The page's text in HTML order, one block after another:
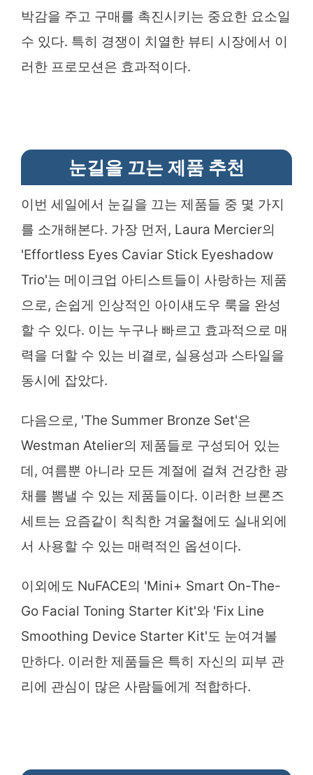
박감을 주고 구매를 촉진시키는 중요한 요소일
수 있다. 특히 경쟁이 치열한 뷰티 시장에서 이
러한 프로모션은 효과적이다.
눈길을 끄는 제품 추천
이번 세일에서 눈길을 끄는 제품들 중 몇 가지
를 소개해본다. 가장 먼저, Laura Mercier의
'Effortless Eyes Caviar Stick Eyeshadow
Trio'는 메이크업 아티스트들이 사랑하는 제품
으로, 손쉽게 인상적인 아이섀도우 룩을 완성
할 수 있다. 이는 누구나 빠르고 효과적으로 매
력을 더할 수 있는 비결로, 실용성과 스타일을
동시에 잡았다.
다음으로, 'The Summer Bronze Set'은
Westman Atelier의 제품들로 구성되어 있는
데, 여름뿐 아니라 모든 계절에 걸쳐 건강한 광
채를 뽐낼 수 있는 제품들이다. 이러한 브론즈
세트는 요즘같이 칙칙한 겨울철에도 실내외에
서 사용할 수 있는 매력적인 옵션이다.
이외에도 NuFACE의 'Mini+ Smart On-The-
Go Facial Toning Starter Kit'와 'Fix Line
Smoothing Device Starter Kit'도 눈여겨볼
만하다. 이러한 제품들은 특히 자신의 피부 관
리에 관심이 많은 사람들에게 적합하다.